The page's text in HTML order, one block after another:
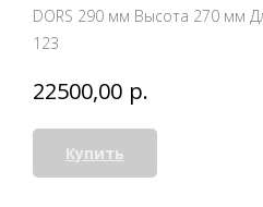
DORS 290 мм Высота 270 мм
123
22500,00 р.
Купить